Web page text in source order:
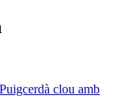
clou amb